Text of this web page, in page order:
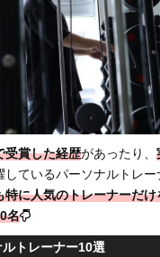
受賞した経歴があったり、
しているパーソナルトレー
特に人気のトレーナーだけ
名
トレーナー10選